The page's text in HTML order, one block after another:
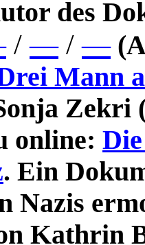
des
/—/—
Mann
Zekri
online:
. Ein
Nazis
Kathrin